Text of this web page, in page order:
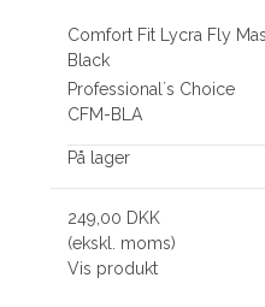
Comfort Fit Lycra Fly
Black
Professional´s Choice
CFM-BLA
På lager
249,00 DKK
(ekskl. moms)
Vis produkt